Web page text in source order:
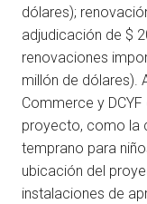
dólares);
adjudicación de $
renovaciones
millón de dólares).
Commerce y
proyecto, como la
temprano para
ubicación del
instalaciones de